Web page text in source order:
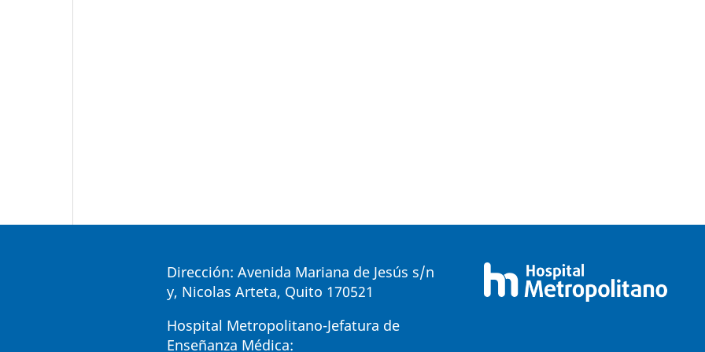
Dirección: Avenida Mariana de Jesús s/n
y, Nicolas Arteta, Quito 170521
Hospital Metropolitano-Jefatura de
Enseñanza Médica: